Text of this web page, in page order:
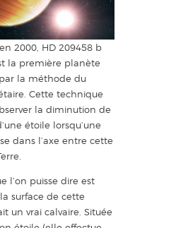
2000, HD 209458 b
la première planète
la méthode du
Cette technique
la diminution de
étoile lorsqu’une
dans l’axe entre cette
l’on puisse dire est
surface de cette
un vrai calvaire. Située